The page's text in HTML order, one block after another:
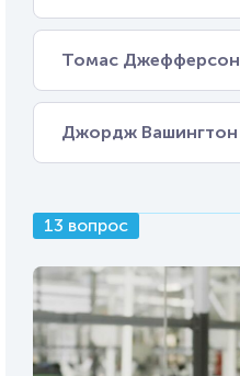
Томас Джефферсон
Джордж Вашингтон
13 вопрос